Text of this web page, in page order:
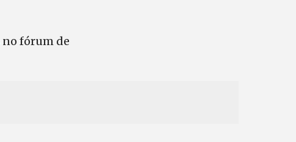
no fórum de